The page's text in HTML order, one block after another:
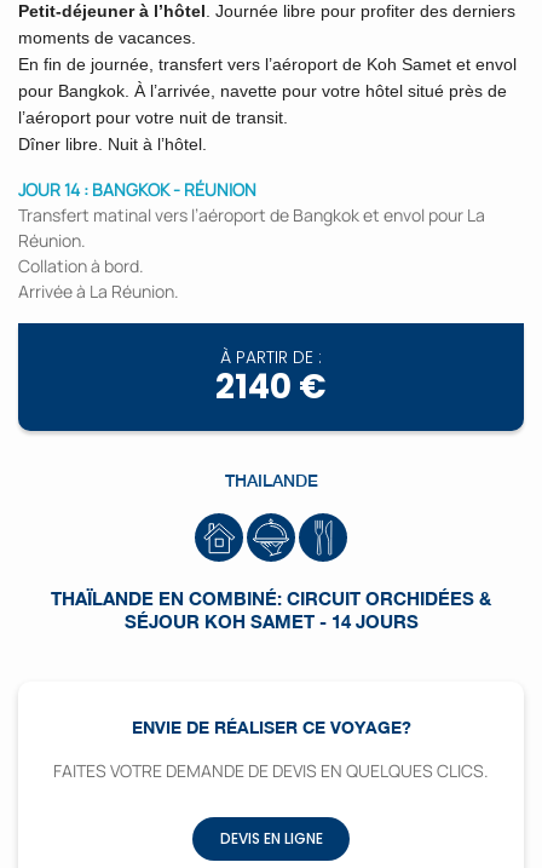
Petit-déjeuner à l’hôtel . Journée libre pour profiter des derniers
moments de vacances.
En fin de journée, transfert vers l’aéroport de Koh Samet et envol
pour Bangkok. À l’arrivée, navette pour votre hôtel situé près de
l’aéroport pour votre nuit de transit.
Dîner libre. Nuit à l’hôtel.
JOUR 14 : BANGKOK - RÉUNION
Transfert matinal vers l’aéroport de Bangkok et envol pour La
Réunion.
Collation à bord.
Arrivée à La Réunion.
À PARTIR DE :
2140 €
THAILANDE
THAÏLANDE EN COMBINÉ: CIRCUIT ORCHIDÉES &
SÉJOUR KOH SAMET - 14 JOURS
ENVIE DE RÉALISER CE VOYAGE?
FAITES VOTRE DEMANDE DE DEVIS EN QUELQUES CLICS.
DEVIS EN LIGNE